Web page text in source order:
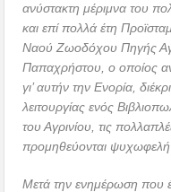
ανύστακτη μέριμνα του
και επί πολλά έτη
Ναού Ζωοδόχου Πηγής
Παπαχρήστου, ο οποίος
γι’ αυτήν την Ενορία,
λειτουργίας ενός
του Αγρινίου, τις
προμηθεύονται ψυχωφελή
Μετά την ενημέρωση που